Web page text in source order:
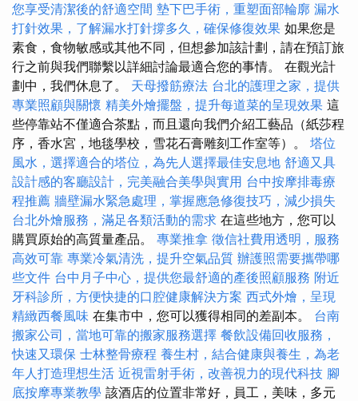
您享受清潔後的舒適空間 墊下巴手術，重塑面部輪廓 漏水
打針效果，了解漏水打針撐多久，確保修復效果 如果您是
素食，食物敏感或其他不同，但想參加該計劃，請在預訂旅
行之前與我們聯繫以詳細討論最適合您的事情。 在觀光計
劃中，我們休息了。 天母撥筋療法 台北的護理之家，提供
專業照顧與關懷 精美外燴擺盤，提升每道菜的呈現效果 這
些停靠站不僅適合茶點，而且還向我們介紹工藝品（紙莎程
序，香水宮，地毯學校，雪花石膏雕刻工作室等）。 塔位
風水，選擇適合的塔位，為先人選擇最佳安息地 舒適又具
設計感的客廳設計，完美融合美學與實用 台中按摩排毒療
程推薦 牆壁漏水緊急處理，掌握應急修復技巧，減少損失
台北外燴服務，滿足各類活動的需求 在這些地方，您可以
購買原始的高質量產品。 專業推拿 徵信社費用透明，服務
高效可靠 專業冷氣清洗，提升空氣品質 辦護照需要攜帶哪
些文件 台中月子中心，提供您最舒適的產後照顧服務 附近
牙科診所，方便快捷的口腔健康解決方案 西式外燴，呈現
精緻西餐風味 在集市中，您可以獲得相同的差副本。 台南
搬家公司，當地可靠的搬家服務選擇 餐飲設備回收服務，
快速又環保 士林整骨療程 養生村，結合健康與養生，為老
年人打造理想生活 近視雷射手術，改善視力的現代科技 腳
底按摩專業教學 該酒店的位置非常好，員工，美味，多元